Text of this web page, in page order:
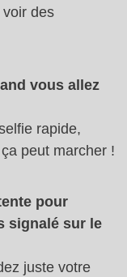
des
vous allez
rapide,
peut marcher !
pour
signalé sur le
juste votre